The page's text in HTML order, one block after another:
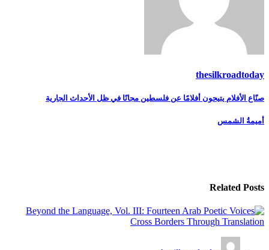
فلسطين مجانًا في ظل الأحداث الجارية